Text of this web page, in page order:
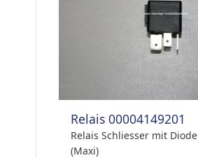
Relais 00004149201
Relais Schliesser mit Diode
(Maxi)